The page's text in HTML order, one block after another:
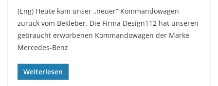
(Eng) Heute kam unser „neuer“ Kommandowagen
zurück vom Bekleber. Die Firma Design112 hat unseren
gebraucht erworbenen Kommandowagen der Marke
Mercedes-Benz
Weiterlesen